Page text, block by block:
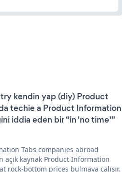
kendin yap (diy) Product
techie a Product Information
iddia eden bir “in 'no time'”
Tabs companies abroad
açık kaynak Product Information
rock-bottom prices bulmaya çalışır.